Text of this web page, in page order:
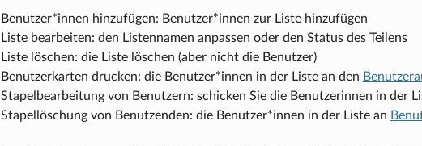
Benutzer*innen hinzufügen: Benutzer*innen zur Liste hinzufügen
Liste bearbeiten: den Listennamen anpassen oder den Status des Teilens
Liste löschen: die Liste löschen (aber nicht die Benutzer)
Benutzerkarten drucken: die Benutzer*innen in der Liste an den
Stapelbearbeitung von Benutzern: schicken Sie die Benutzerinnen in der
Stapellöschung von Benutzenden: die Benutzer*innen in der Liste an